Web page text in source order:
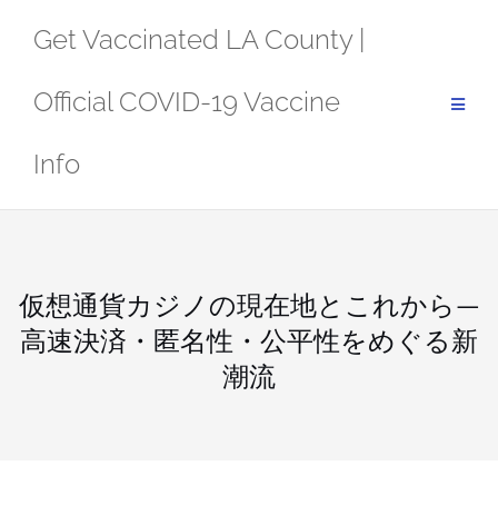
Get Vaccinated LA County |
Official COVID-19 Vaccine
Info
仮想通貨カジノの現在地とこれから—
高速決済・匿名性・公平性をめぐる新
潮流